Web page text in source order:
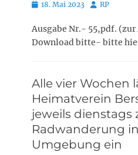
Posted
18. Mai 2023 Autor
RP
Ausgabe Nr.- 55,pdf.
Download bitte- bitte
Alle vier Wochen
Heimatverein
jeweils dienstags
Radwanderung
Umgebung ein